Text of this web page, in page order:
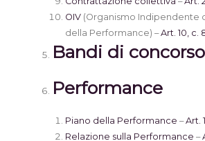
OIV(Organismo Indipendente
della Performance) –Art. 10, c.
Bandi di concorso
Performance
Piano della Performance –Art.
Relazione sulla Performance –